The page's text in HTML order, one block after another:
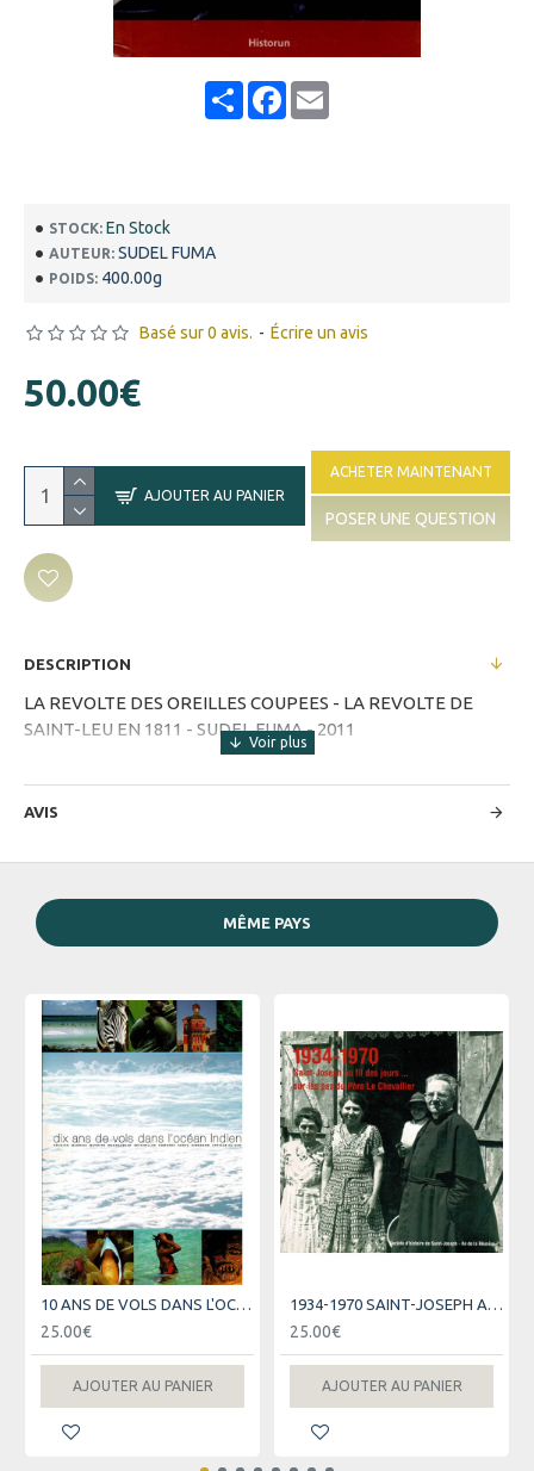
ShareFacebook
Email
STOCK: En Stock
AUTEUR: SUDEL FUMA
POIDS: 400.00g
Basé sur 0 avis. - Écrire un avis
50.00€
AJOUTER AU PANIER
ACHETER MAINTENANT
POSER UNE QUESTION
DESCRIPTION
LA REVOLTE DES OREILLES COUPEES - LA REVOLTE DE
SAINT-LEU EN 1811 - SUDEL FUMA - 2011
AVIS
MÊME PAYS
10 ANS DE VOLS DANS L'OCEAN INDIEN - AIR AUSTRAL
25.00€
AJOUTER AU PANIER
1934-1970 SAINT-JOSEPH AU FIL DES JOURS
25.00€
AJOUTER AU PANIER